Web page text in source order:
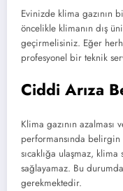
Evinizde klima gazının
öncelikle klimanın dış
geçirmelisiniz. Eğer
profesyonel bir teknik
Ciddi Arıza
Klima gazının
performansında
sıcaklığa ulaşmaz,
sağlayamaz. Bu
gerekmektedir.